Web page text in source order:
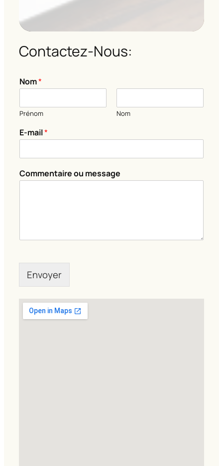
Contactez-Nous:
Nom*
Prénom Nom
E
-
a
l
E-mail*
Commentaire ou message
Envoyer